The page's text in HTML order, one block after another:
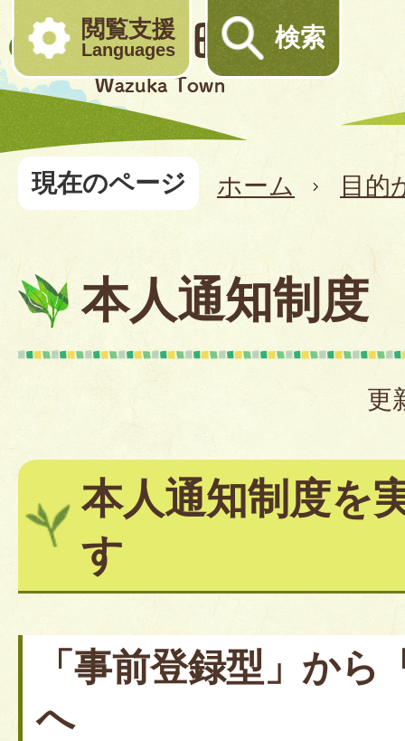
閲覧支援
Languages 検索
現在のページ ホーム 目的
本人通知制度
更
本人通知制度を
す
「事前登録型」から
へ